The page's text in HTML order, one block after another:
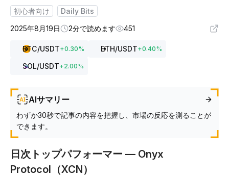
初心者向け
Daily Bits
2025年8月19日
2分で読めます 451
BTC/USDT+0.30% ETH/USDT+0.40%
SOL/USDT+2.00%
AIサマリー
わずか30秒で記事の内容を把握し、市場の反応を測ることが
できます。
日次トップパフォーマー — Onyx
Protocol（XCN）